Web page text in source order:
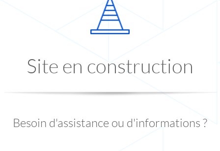
Site en construction
Besoin d'assistance ou d'informations ?